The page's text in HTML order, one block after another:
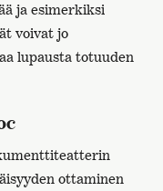
ja esimerkiksi
voivat jo
lupausta totuuden
ottaminen